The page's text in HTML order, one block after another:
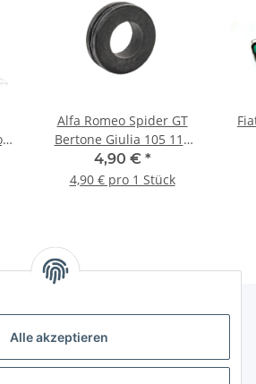
Alle akzeptieren
Alfa Romeo Spider GT
Bertone Giulia 105 115
Durchführung
Bremsleitung
4,90 € *
4,90 € pro 1 Stück